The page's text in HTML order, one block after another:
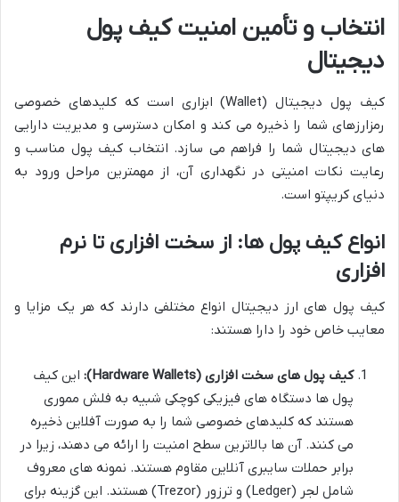
انتخاب و تأمین امنیت کیف پول
دیجیتال
کیف پول دیجیتال (Wallet) ابزاری است که کلیدهای خصوصی
رمزارزهای شما را ذخیره می کند و امکان دسترسی و مدیریت دارایی
های دیجیتال شما را فراهم می سازد. انتخاب کیف پول مناسب و
رعایت نکات امنیتی در نگهداری آن، از مهمترین مراحل ورود به
دنیای کریپتو است.
انواع کیف پول ها: از سخت افزاری تا نرم
افزاری
کیف پول های ارز دیجیتال انواع مختلفی دارند که هر یک مزایا و
معایب خاص خود را دارا هستند:
کیف پول های سخت افزاری (Hardware Wallets):
این کیف
پول ها دستگاه های فیزیکی کوچکی شبیه به فلش مموری
هستند که کلیدهای خصوصی شما را به صورت آفلاین ذخیره
می کنند. آن ها بالاترین سطح امنیت را ارائه می دهند، زیرا در
برابر حملات سایبری آنلاین مقاوم هستند. نمونه های معروف
شامل لجر (Ledger) و ترزور (Trezor) هستند. این گزینه برای